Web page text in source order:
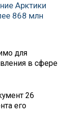
Арктики
868 млн
для
в сфере
26
его